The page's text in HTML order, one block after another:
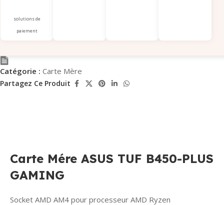
solutions de
paiement
Catégorie : Carte Mère
Partagez Ce Produit
Carte Mére ASUS TUF B450-PLUS
GAMING
Socket AMD AM4 pour processeur AMD Ryzen